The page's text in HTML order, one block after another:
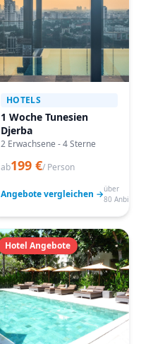
HOTELS
1 Woche Tunesien
Djerba
2 Erwachsene - 4 Sterne
ab199 €/ Person
Angebote vergleichen →über
80
Hotel Angebote